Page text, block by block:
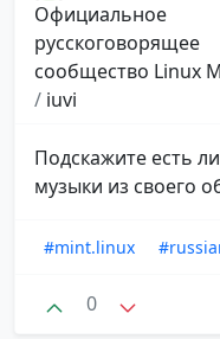
Официальное
русскоговорящее
сообщество Linux
/ iuvi
Подскажите есть
музыки из своего
#mint.linux
0